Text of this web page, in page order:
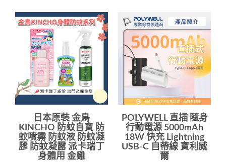
日本原裝 金鳥
KINCHO 防蚊自寶 防
蚊噴霧 防蚊液 防蚊凝
膠 防蚊凝露 派卡瑞丁
身體用 金雞
POLYWELL 直插 隨身
行動電源 5000mAh
18W 快充 Lightning
USB-C 自帶線 寶利威
爾